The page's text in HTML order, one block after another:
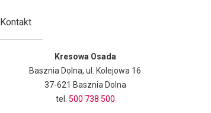
Kontakt
Kresowa Osada
Basznia Dolna, ul. Kolejowa 16
37-621 Basznia Dolna
tel. 500 738 500